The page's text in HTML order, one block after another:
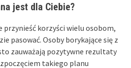
jest dla Ciebie?
przynieść korzyści wielu osobom,
pasować. Osoby borykające się z
zauważają pozytywne rezultaty
takiego planu